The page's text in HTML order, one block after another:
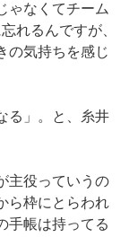
ゃなくてチーム
れるんですが、
の気持ちを感じ
る」。と、糸井
主役っていうの
ら枠にとらわれ
手帳は持ってる